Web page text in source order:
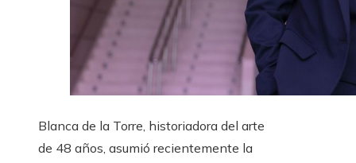
Blanca de la Torre, historiadora del arte
de 48 años, asumió recientemente la